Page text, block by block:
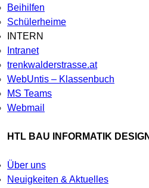
Beihilfen
Schülerheime
INTERN
Intranet
trenkwalderstrasse.at
WebUntis – Klassenbuch
MS Teams
Webmail
HTL BAU INFORMATIK DESIGN
Über uns
Neuigkeiten & Aktuelles